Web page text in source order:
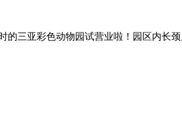
的三亚彩色动物园试营业啦！园区内